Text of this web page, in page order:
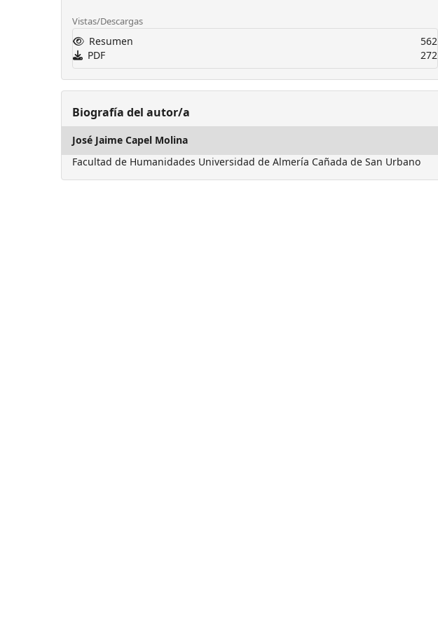
Vistas/Descargas
Resumen
562
PDF
272
Biografía del autor/a
José Jaime Capel Molina
Facultad de Humanidades Universidad de Almería Cañada de San Urbano